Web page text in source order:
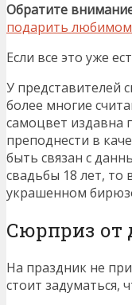
Обратите
подарить
Если все это уже
У
более многие
самоцвет издавна
преподнести в
быть связан с
свадьбы 18 лет,
украшенном
Сюрприз от
На праздник не
стоит задуматься,